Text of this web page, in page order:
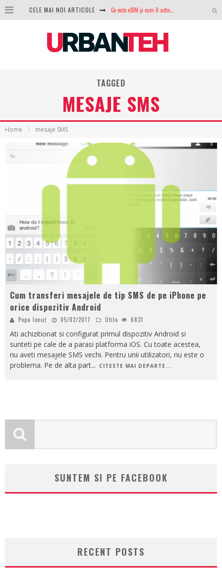
CELE MAI NOI ARTICOLE Ce este eSIM și cum îl activezi pe telefon? Ghid complet pentru Android și iPhone
GTA VI poate fi precomandat oficial. Rockstar dezvăluie edițiile oficiale și bonusurile pe care le primești
TAGGED
MESAJE SMS
Home mesaje SMS
Cum transferi mesajele de tip SMS de pe iPhone pe
orice dispozitiv Android
Popa Ionut 05/02/2017 Utile 6831
Ati achizitionat si configurat primul dispozitiv Android si
sunteti pe cale de a parasi platforma iOS. Cu toate acestea,
nu aveti mesajele SMS vechi. Pentru unii utilizatori, nu este o
problema. Pe de alta part... CITESTE MAI DEPARTE...
SUNTEM SI PE FACEBOOK
RECENT POSTS